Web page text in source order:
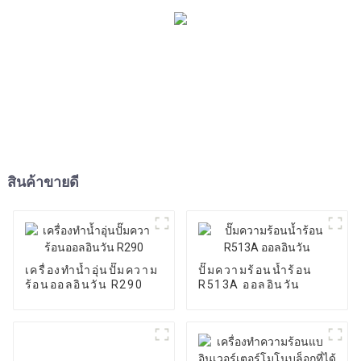
สินค้าขายดี
เครื่องทำน้ำอุ่นปั๊มความ
ร้อนออลอินวัน R290
ปั๊มความร้อนน้ำร้อน
R513A ออลอินวัน